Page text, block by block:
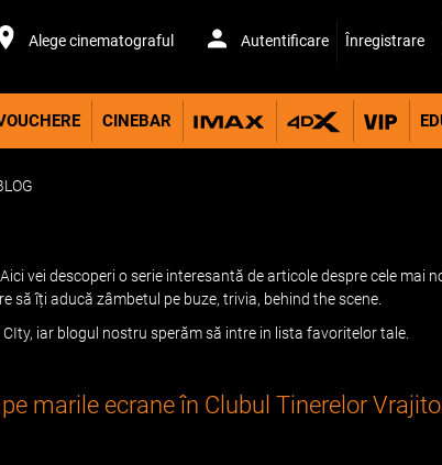
Alege cinematograful Autentificare Înregistrare
CINEBAR
vei descoperi o serie interesantă de articole despre cele mai
să îți aducă zâmbetul pe buze, trivia, behind the scene.
iar blogul nostru sperăm să intre in lista favoritelor tale.
marile ecrane în Clubul Tinerelor